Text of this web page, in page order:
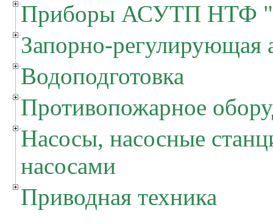
Приборы АСУТП НТФ
Запорно-регулирующая
Водоподготовка
Противопожарное
Насосы, насосные
насосами
Приводная техника